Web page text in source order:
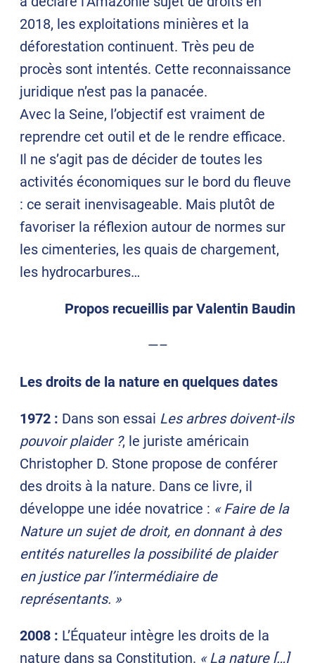
2018, les exploitations minières et la
déforestation continuent. Très peu de
procès sont intentés. Cette reconnaissance
juridique n’est pas la panacée.
Avec la Seine, l’objectif est vraiment de
reprendre cet outil et de le rendre efficace.
Il ne s’agit pas de décider de toutes les
activités économiques sur le bord du fleuve
: ce serait inenvisageable. Mais plutôt de
favoriser la réflexion autour de normes sur
les cimenteries, les quais de chargement,
les hydrocarbures…
Propos recueillis par Valentin Baudin
—–
Les droits de la nature en quelques dates
1972 : Dans son essai Les arbres doivent-ils
pouvoir plaider ?, le juriste américain
Christopher D. Stone propose de conférer
des droits à la nature. Dans ce livre, il
développe une idée novatrice : « Faire de la
Nature un sujet de droit, en donnant à des
entités naturelles la possibilité de plaider
en justice par l’intermédiaire de
représentants. »
2008 : L’Équateur intègre les droits de la
nature dans sa Constitution. « La nature […]